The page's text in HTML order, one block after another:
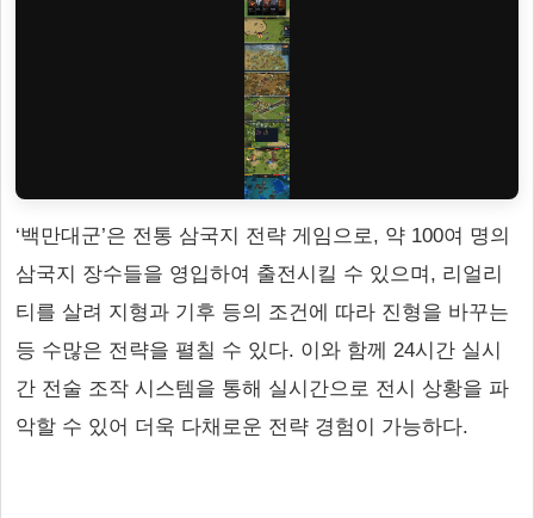
‘백만대군’은 전통 삼국지 전략 게임으로, 약 100여 명의
삼국지 장수들을 영입하여 출전시킬 수 있으며, 리얼리
티를 살려 지형과 기후 등의 조건에 따라 진형을 바꾸는
등 수많은 전략을 펼칠 수 있다. 이와 함께 24시간 실시
간 전술 조작 시스템을 통해 실시간으로 전시 상황을 파
악할 수 있어 더욱 다채로운 전략 경험이 가능하다.